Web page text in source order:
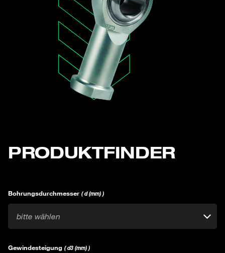
PRODUKTFINDER
Bohrungsdurchmesser ( d (mm) )
bitte wählen
Gewindesteigung ( d3 (mm) )